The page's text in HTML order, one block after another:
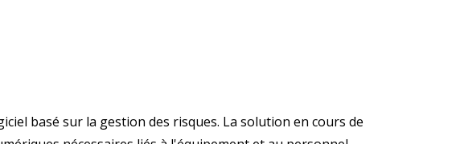
basé sur la gestion des risques. La solution en cours de